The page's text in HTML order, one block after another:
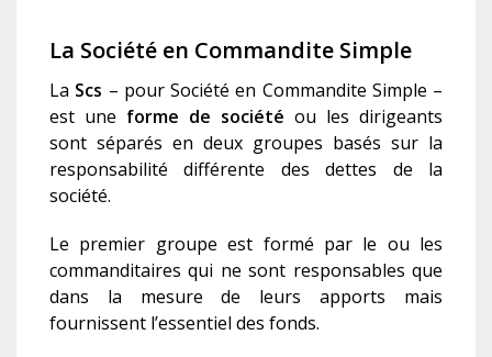
La Société en Commandite Simple
La Scs – pour Société en Commandite Simple –
est une forme de société ou les dirigeants
sont séparés en deux groupes basés sur la
responsabilité différente des dettes de la
société.
Le premier groupe est formé par le ou les
commanditaires qui ne sont responsables que
dans la mesure de leurs apports mais
fournissent l’essentiel des fonds.